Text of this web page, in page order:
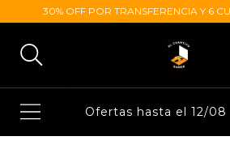
30% OFF POR TRANSFERENCIA Y 6
Ofertas hasta el 12/08